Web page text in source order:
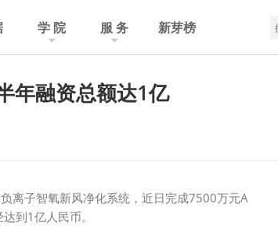
学 院 服 务 新芽榜
年融资总额达1亿
离子智氧新风净化系统，近日完成7500万元A
到1亿人民币。